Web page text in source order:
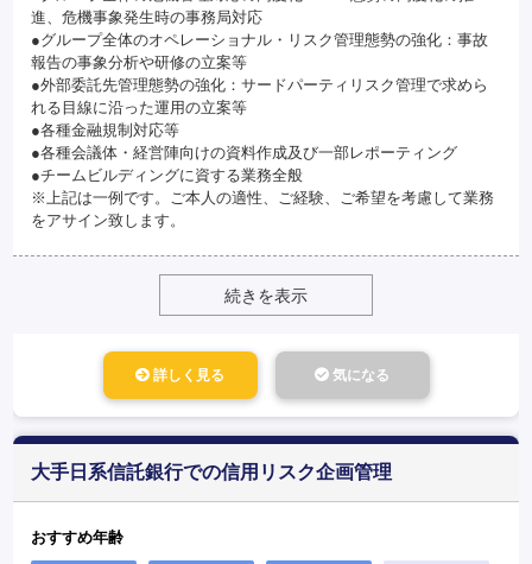
進、危機事象発生時の事務局対応
●グループ全体のオペレーショナル・リスク管理態勢の強化：事故
報告の事象分析や研修の立案等
●外部委託先管理態勢の強化：サードパーティリスク管理で求めら
れる目線に沿った運用の立案等
●各種金融規制対応等
●各種会議体・経営陣向けの資料作成及び一部レポーティング
●チームビルディングに資する業務全般
※上記は一例です。ご本人の適性、ご経験、ご希望を考慮して業務
をアサイン致します。
続きを表示
詳しく見る 気になる
大手日系信託銀行での信用リスク企画管理
おすすめ年齢